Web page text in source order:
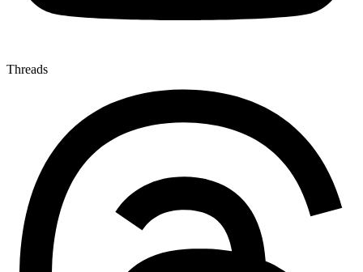
Threads